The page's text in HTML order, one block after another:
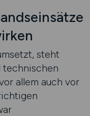
steht
technischen
allem auch vor